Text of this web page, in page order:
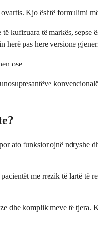
Kjo është formulimi
kufizuara të markës,
pas here versione
ose
funksionojnë ndryshe
me rrezik të lartë
komplikimeve të tjera.